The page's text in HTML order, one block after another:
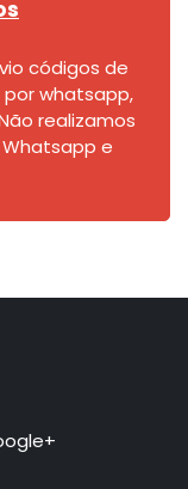
códigos de
whatsapp,
realizamos
e